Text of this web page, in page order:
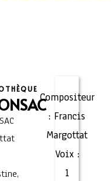
Compositeur
: Francis
Margottat
Voix :
1